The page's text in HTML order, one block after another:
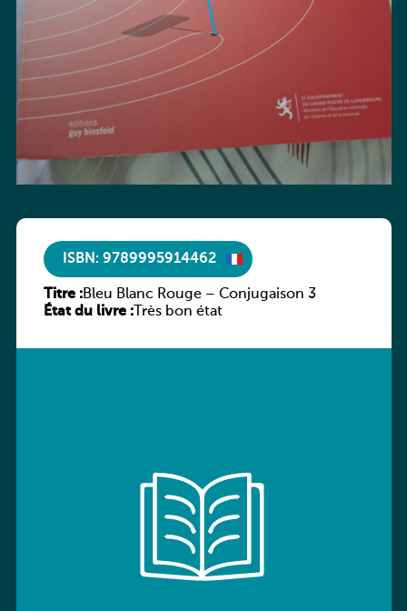
ISBN: 9789995914462
Titre :Bleu Blanc Rouge – Conjugaison 3
État du livre :Très bon état